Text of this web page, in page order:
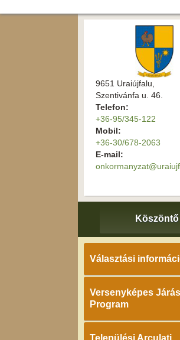
9651 Uraiújfalu,
Szentivánfa u. 46.
Telefon:
+36-95/345-122
Mobil:
+36-30/678-2063
E-mail:
Köszöntő
Választási
Versenyképes
Program
Települési Arculati